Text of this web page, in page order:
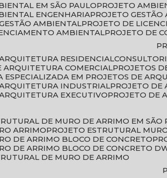
EM SÃO PAULO
PROJETO
ENGENHARIA
PROJETO
AMBIENTAL
PROJETO DE
AMBIENTAL
PROJETO DE
ARQUITETURA RESIDENCIAL
ARQUITETURA COMERCIAL
PROJETOS
ESPECIALIZADA EM PROJETOS DE
ARQUITETURA INDUSTRIAL
PROJETO
ARQUITETURA EXECUTIVO
PROJETO DE
DE MURO DE ARRIMO EM SÃO
ARRIMO
PROJETO ESTRUTURAL
DE ARRIMO BLOCO DE CONCRETO
DE ARRIMO BLOCO DE CONCRETO
DE MURO DE ARRIMO